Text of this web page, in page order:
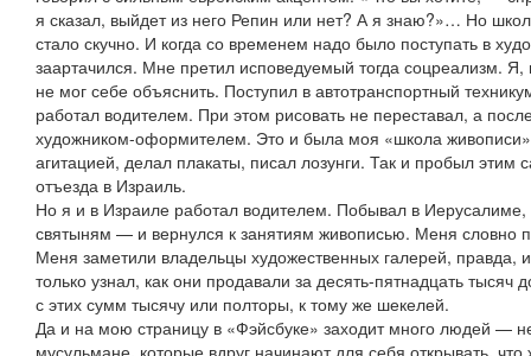
я сказал, выйдет из него Репин или нет? А я знаю?»… Но
стало скучно. И когда со временем надо было поступать в
заартачился. Мне претил исповедуемый тогда соцреализм.
не мог себе объяснить. Поступил в автотранспортный
работал водителем. При этом рисовать не переставал, а
художником-оформителем. Это и была моя «школа
агитацией, делал плакаты, писал лозунги. Так и пробыл
отъезда в Израиль.
Но я и в Израиле работал водителем. Побывал в Иерусалиме,
святыням — и вернулся к занятиям живописью. Меня словно
Меня заметили владельцы художественных галерей,
только узнал, как они продавали за десять-пятнадцать
с этих сумм тысячу или полторы, к тому же шекелей.
Да и на мою страницу в «Фэйсбуке» заходит много людей —
мусульмане, которые вдруг начинают для себя открывать, что